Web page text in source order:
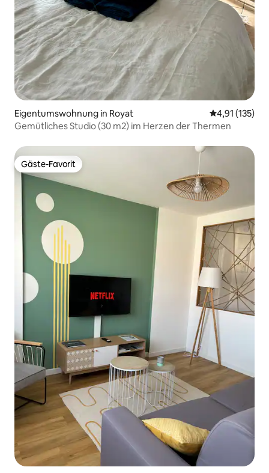
Eigentumswohnung in Royat
4,91 (135)
Gemütliches Studio (30 m2) im Herzen der Thermen
Gäste-Favorit
Gäste-Favorit